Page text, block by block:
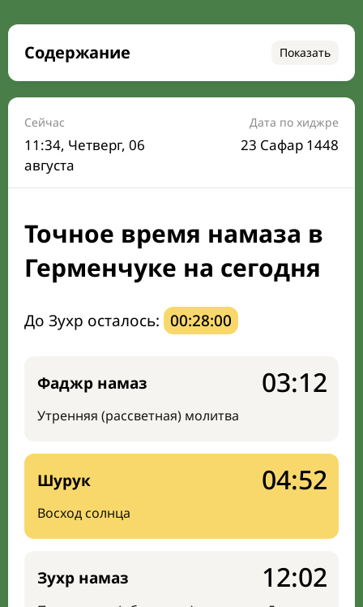
Содержание Показать
Время намаза на сегодня
Расписание на месяц
Время Сухура и Ифтара на сегодня
Календарь рамадана
Мечети и молельные комнаты
Направление киблы
Сейчас
11:34, Четверг, 06
августа
Дата по хиджре
23 Сафар 1448
Точное время намаза в
Герменчуке на сегодня
До Зухр осталось: 00:27:59
Фаджр намаз
Утренняя (рассветная) молитва
03:12
Шурук
Восход солнца
04:52
Зухр намаз 12:02